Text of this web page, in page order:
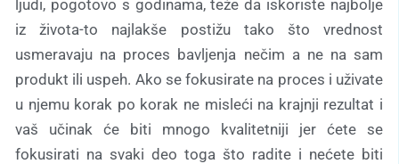
ljudi, pogotovo s godinama, teže da iskoriste najbolje
iz života-to najlakše postižu tako što vrednost
usmeravaju na proces bavljenja nečim a ne na sam
produkt ili uspeh. Ako se fokusirate na proces i uživate
u njemu korak po korak ne misleći na krajnji rezultat i
vaš učinak će biti mnogo kvalitetniji jer ćete se
fokusirati na svaki deo toga što radite i nećete biti